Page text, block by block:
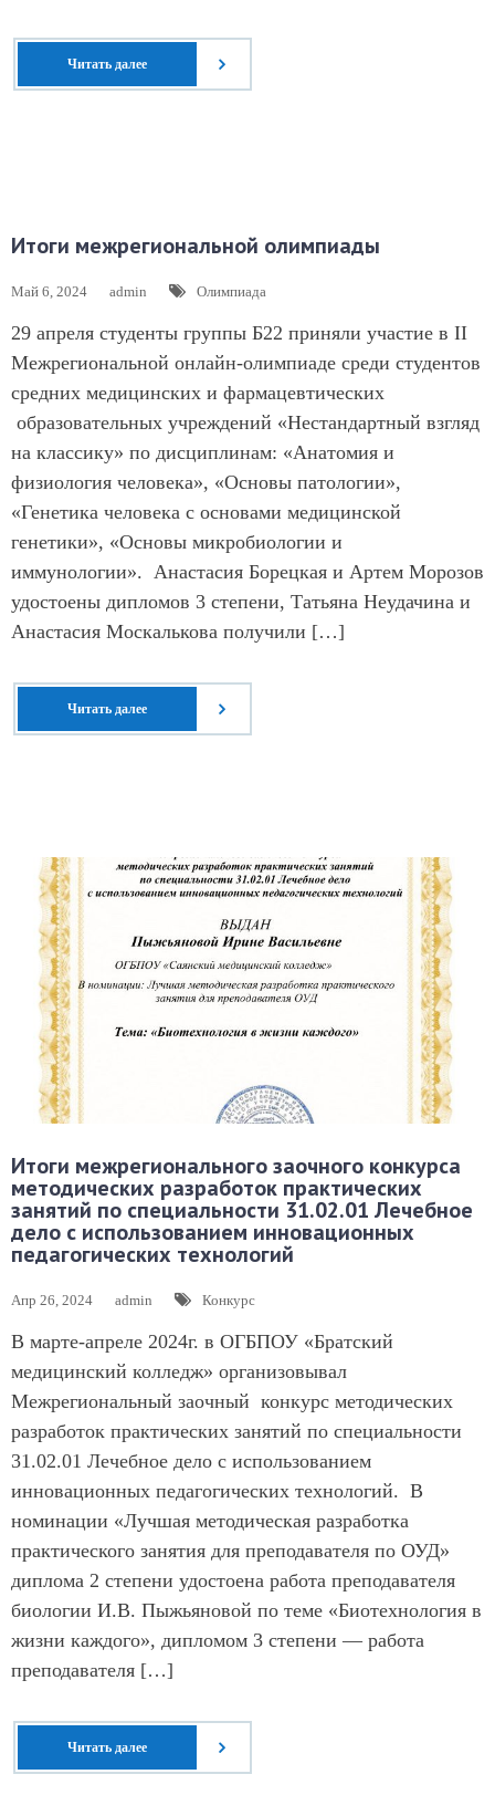
Читать далее
Итоги межрегиональной олимпиады
Май 6, 2024 admin Олимпиада
29 апреля студенты группы Б22 приняли участие в II
Межрегиональной онлайн-олимпиаде среди студентов
средних медицинских и фармацевтических
образовательных учреждений «Нестандартный взгляд
на классику» по дисциплинам: «Анатомия и
физиология человека», «Основы патологии»,
«Генетика человека с основами медицинской
генетики», «Основы микробиологии и
иммунологии». Анастасия Борецкая и Артем Морозов
удостоены дипломов 3 степени, Татьяна Неудачина и
Анастасия Москалькова получили […]
Читать далее
Итоги межрегионального заочного конкурса
методических разработок практических
занятий по специальности 31.02.01 Лечебное
дело с использованием инновационных
педагогических технологий
Апр 26, 2024 admin Конкурс
В марте-апреле 2024г. в ОГБПОУ «Братский
медицинский колледж» организовывал
Межрегиональный заочный конкурс методических
разработок практических занятий по специальности
31.02.01 Лечебное дело с использованием
инновационных педагогических технологий. В
номинации «Лучшая методическая разработка
практического занятия для преподавателя по ОУД»
диплома 2 степени удостоена работа преподавателя
биологии И.В. Пыжьяновой по теме «Биотехнология в
жизни каждого», дипломом 3 степени — работа
преподавателя […]
Читать далее